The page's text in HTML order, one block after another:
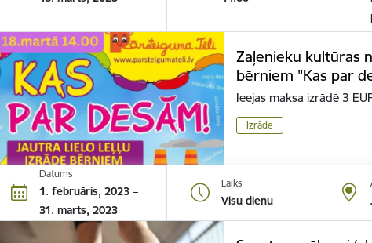
Zaļenieku kultūras
bērniem "Kas par
Ieejas maksa izrādē 3
Izrāde
Datums
1. februāris, 2023 –
31. marts, 2023
Laiks
Visu dienu